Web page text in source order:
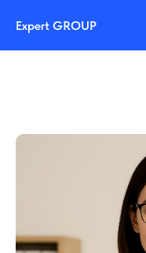
Expert GROUP